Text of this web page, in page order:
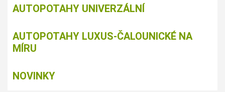
AUTOPOTAHY UNIVERZÁLNÍ
AUTOPOTAHY LUXUS-ČALOUNICKÉ NA
MÍRU
NOVINKY